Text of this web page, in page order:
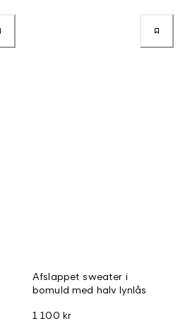
Afslappet sweater i
bomuld med halv lynlås
1 100 kr